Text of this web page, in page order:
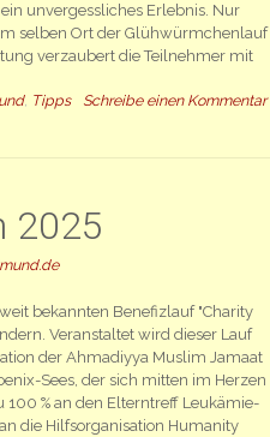
unvergessliches Erlebnis. Nur
selben Ort der Glühwürmchenlauf
verzaubert die Teilnehmer mit
, Tipps Schreibe einen Kommentar
2025
bekannten Benefizlauf "Charity
Veranstaltet wird dieser Lauf
der Ahmadiyya Muslim Jamaat
Sees, der sich mitten im Herzen
% an den Elterntreff Leukämie-
die Hilfsorganisation Humanity